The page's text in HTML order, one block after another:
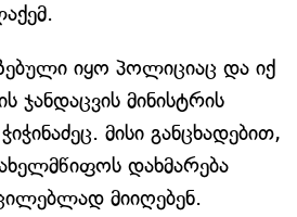
იყო პოლიციაც და იქ
ჯანდაცვის მინისტრის
მისი განცხადებით,
დახმარება
მიიღებენ.